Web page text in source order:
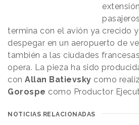
termina con el avión ya crecido
despegar en un aeropuerto de
también a las ciudades
opera. La pieza ha sido
con Allan Batievsky como
Gorospe como Productor
NOTICIAS RELACIONADAS